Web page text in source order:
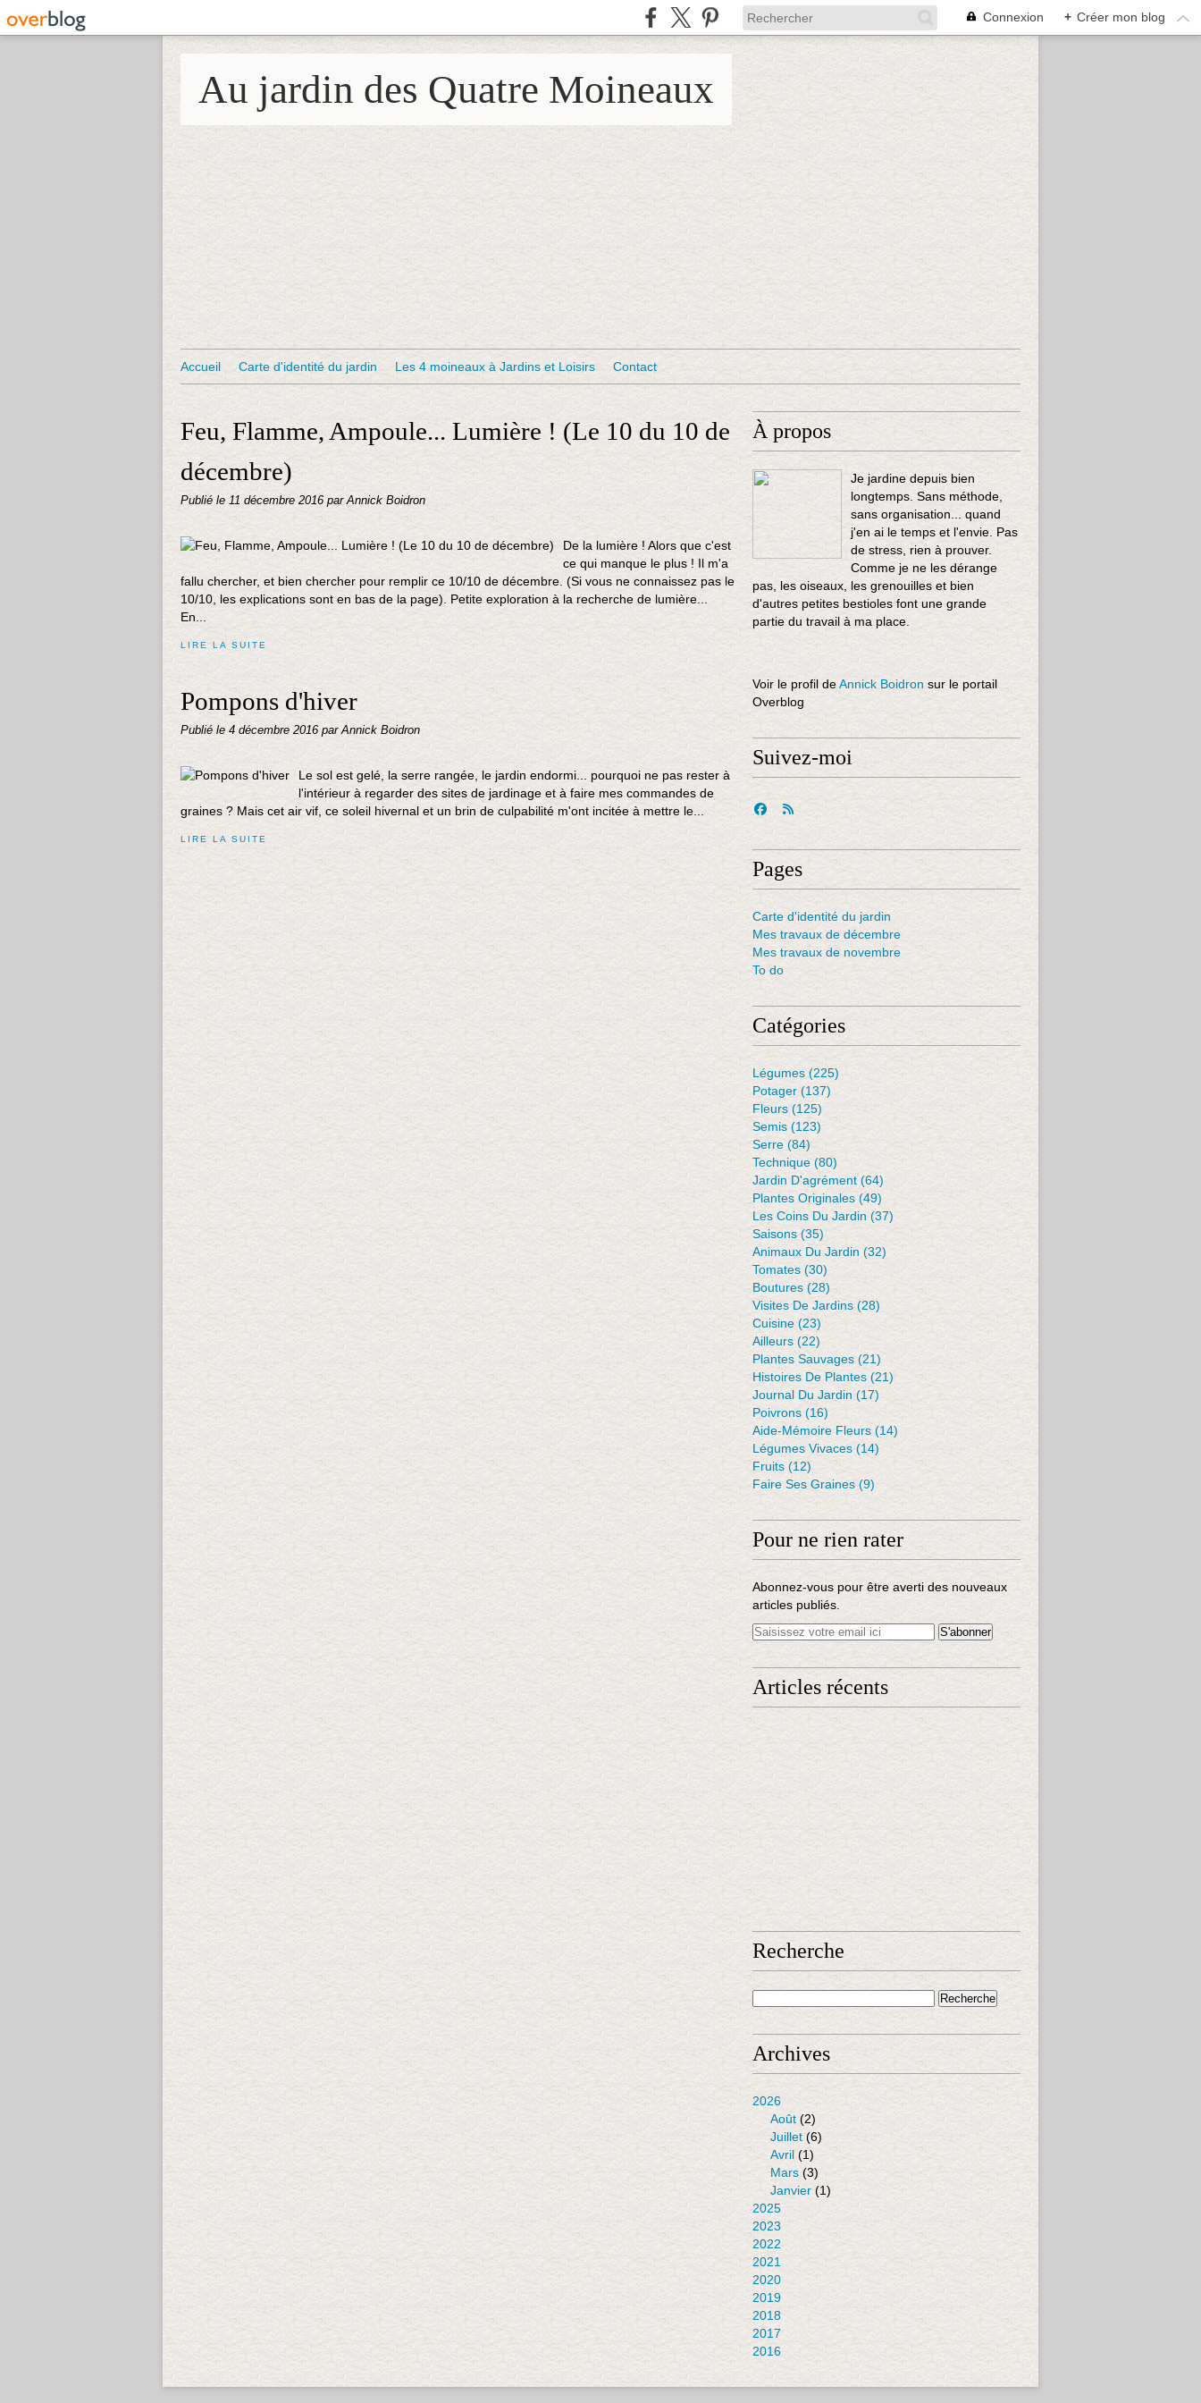
Connexion + Créer mon blog
Au jardin des Quatre Moineaux
Accueil Carte d'identité du jardin Les 4 moineaux à Jardins et Loisirs Contact
Feu, Flamme, Ampoule... Lumière ! (Le 10 du 10 de
décembre)
Publié le 11 décembre 2016 par Annick Boidron
De la lumière ! Alors que c'est
ce qui manque le plus ! Il m'a
fallu chercher, et bien chercher pour remplir ce 10/10 de décembre. (Si vous ne connaissez pas le
10/10, les explications sont en bas de la page). Petite exploration à la recherche de lumière...
En...
LIRE LA SUITE
Pompons d'hiver
Publié le 4 décembre 2016 par Annick Boidron
Le sol est gelé, la serre rangée, le jardin endormi... pourquoi ne pas rester à
l'intérieur à regarder des sites de jardinage et à faire mes commandes de
graines ? Mais cet air vif, ce soleil hivernal et un brin de culpabilité m'ont incitée à mettre le...
LIRE LA SUITE
À propos
Je jardine depuis bien
longtemps. Sans méthode,
sans organisation... quand
j'en ai le temps et l'envie. Pas
de stress, rien à prouver.
Comme je ne les dérange
pas, les oiseaux, les grenouilles et bien
d'autres petites bestioles font une grande
partie du travail à ma place.
Voir le profil deAnnick Boidron sur le portail
Overblog
Suivez-moi
Pages
Carte d'identité du jardin
Mes travaux de décembre
Mes travaux de novembre
To do
Catégories
Légumes (225)
Potager (137)
Fleurs (125)
Semis (123)
Serre (84)
Technique (80)
Jardin D'agrément (64)
Plantes Originales (49)
Les Coins Du Jardin (37)
Saisons (35)
Animaux Du Jardin (32)
Tomates (30)
Boutures (28)
Visites De Jardins (28)
Cuisine (23)
Ailleurs (22)
Plantes Sauvages (21)
Histoires De Plantes (21)
Journal Du Jardin (17)
Poivrons (16)
Aide-Mémoire Fleurs (14)
Légumes Vivaces(14)
Fruits (12)
Faire Ses Graines (9)
Pour ne rien rater
Abonnez-vous pour être averti des nouveaux
articles publiés.
Articles récents
Recherche
Archives
2026
Août (2)
Juillet (6)
Avril (1)
Mars (3)
Janvier (1)
2025
2023
2022
2021
2020
2019
2018
2017
2016